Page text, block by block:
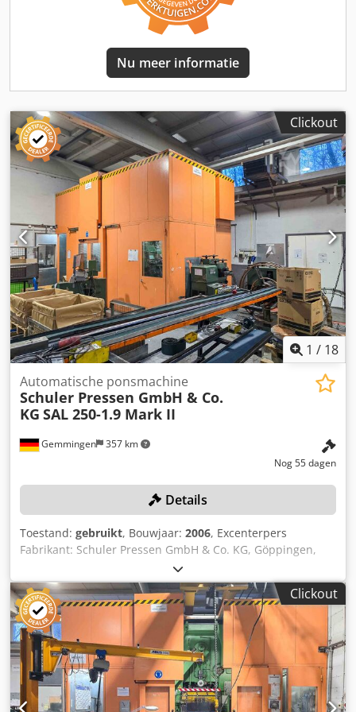
veiligheidsinspectie door Bruderer: september 2025 – geen
gebreken geconstateerd Bandaanvoerinstallatie Fabrikant:
Kohler Maschinenbau GmbH, Lahr, Duitsland Type: BZA
ABH 2000.2H – KRS 18.260/19 – BF1 Machine nummer:
41000 Bouwjaar: 2021 Aangesloten vermogen: 10 kW
Voedingsspanning: 400 V, 50 Hz Aanvoertype: BBV 300
Nu meer informatie
Clickout
1 / 18
Gemmingen 357 km
Automatische ponsmachine
Schuler Pressen GmbH & Co.
KG SAL 250-1.9 Mark II
Nog 55 dagen
Details
Toestand: gebruikt, Bouwjaar: 2006, Excenterpers
Fabrikant: Schuler Pressen GmbH & Co. KG, Göppingen,
Duitsland Type: SAL 250-1.9 Mark II Serienummer:
A/260156 (Machinenr. 2006-260156) Bouwjaar: 2006
Perskracht: 2.500 kN (250 ton) Slagfrequentie: 80–400
slagen/min Aandrijvingsvermogen: 51 kW bij 2.000 tpm
Slag van de ram: 30 mm Ramverstelling: 100 mm Ramhef:
75 mm Csdpfxozil S Is Afqjrf Inbouwhoogte (tafelplaat tot
ram, ram onder, ramverstelling boven): 550 mm
Tafelmaten: 1.950 x 1.060 mm (volgens tekening)
Rambodem: 1.950 x 800 mm (volgens tekening) Perslucht:
Clickout